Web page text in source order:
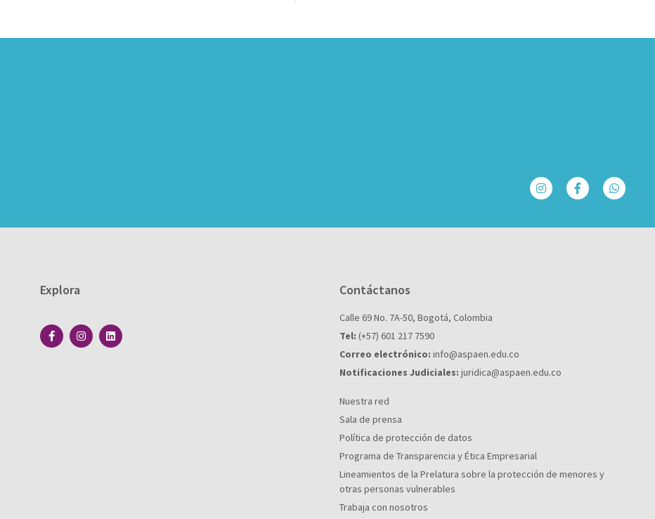
Explora Contáctanos
Calle 69 No. 7A-50, Bogotá, Colombia
Tel: (+57) 601 217 7590
Correo electrónico: info@aspaen.edu.co
Notificaciones Judiciales: juridica@aspaen.edu.co
Nuestra red
Sala de prensa
Política de protección de datos
Programa de Transparencia y Ética Empresarial
Lineamientos de la Prelatura sobre la protección de menores y
otras personas vulnerables
Trabaja con nosotros